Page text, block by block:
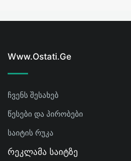
Www.ostati.ge
ჩვენს შესახებ
წესები და პირობები
საიტის რუკა
Რეკლამა Საიტზე